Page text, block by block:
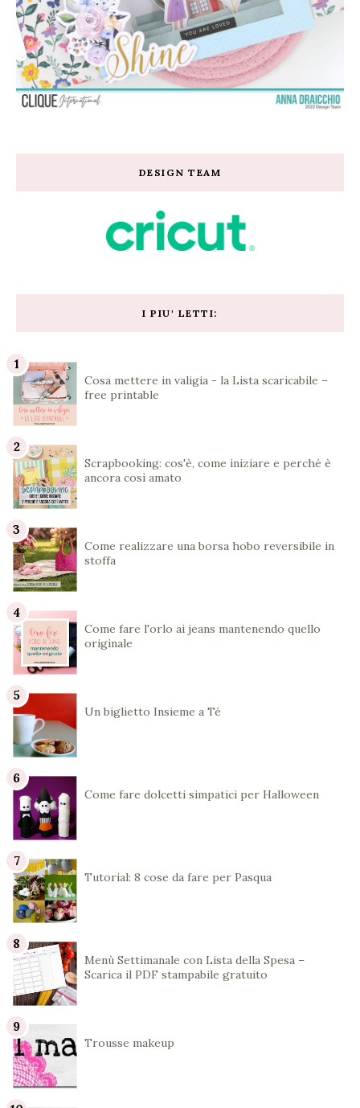
DESIGN TEAM
I PIU' LETTI:
Cosa mettere in valigia - la Lista scaricabile –
free printable
Scrapbooking: cos'è, come iniziare e perché è
ancora così amato
Come realizzare una borsa hobo reversibile in
stoffa
Come fare l'orlo ai jeans mantenendo quello
originale
Un biglietto Insieme a Té
Come fare dolcetti simpatici per Halloween
Tutorial: 8 cose da fare per Pasqua
Menù Settimanale con Lista della Spesa –
Scarica il PDF stampabile gratuito
Trousse makeup